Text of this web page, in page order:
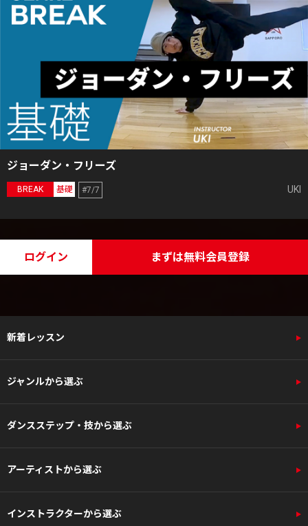
ジョーダン・フリーズ
BREAK 基礎 #7/7 UKI
ログイン まずは無料会員登録
新着レッスン
ジャンルから選ぶ
ダンスステップ・技から選ぶ
アーティストから選ぶ
インストラクターから選ぶ